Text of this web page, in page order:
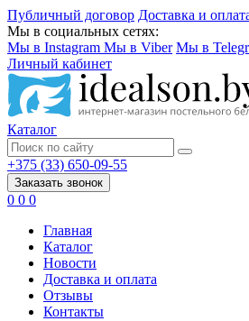
Публичный договор Доставка и
Мы в социальных сетях:
Мы в Instagram Мы в Viber Мы в
Личный кабинет
Каталог
+375 (33) 650-09-55
Заказать звонок
0 0 0
Главная
Каталог
Новости
Доставка и оплата
Отзывы
Контакты